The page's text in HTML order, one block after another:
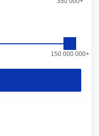
150 000 000+